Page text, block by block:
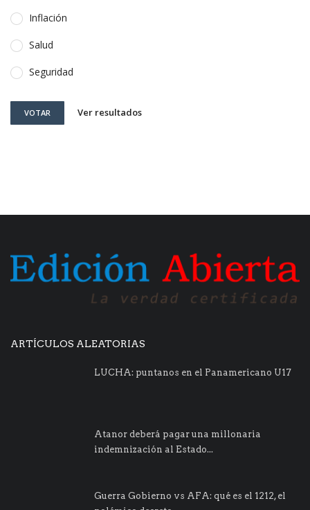
Inflación
Salud
Seguridad
VOTAR Ver resultados
ARTÍCULOS ALEATORIAS
LUCHA: puntanos en el Panamericano U17
Atanor deberá pagar una millonaria
indemnización al Estado...
Guerra Gobierno vs AFA: qué es el 1212, el